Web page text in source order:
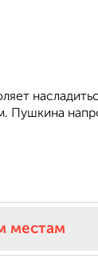
Пушкина
местам